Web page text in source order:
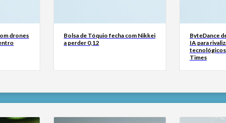
drones
Bolsa de Tóquio fecha com Nikkei
a perder 0,12
ByteDance
IA para
tecnológicos
Times